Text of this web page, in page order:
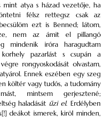
mint atya s házad vezetője, ha
félsz rettegsz csak az
ezt is Benned; látom,
nem az ámit el pillangó
mindenik iróra haragudtam
pazarlást s csupán a
rongyoskodását olvastam,
Ennek eszében egy szeg
költér vagy tudós, a tudomány
mintsem gerjesztené;
haladását űzi el. Erdélyben
deákot ismerek, kiröl minden,